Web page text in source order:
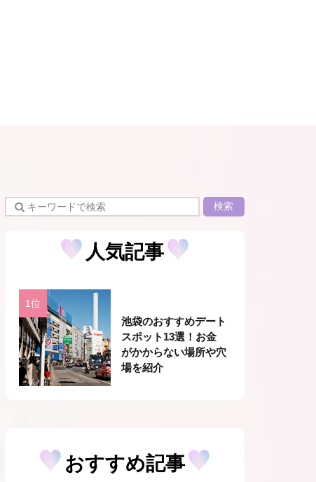
検索
人気記事
池袋のおすすめデート
スポット13選！お金
がかからない場所や穴
場を紹介
おすすめ記事